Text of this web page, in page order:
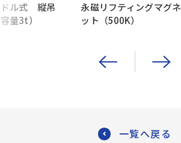
ドル式 縦吊
量3t）
永磁リフティングマグネ
ット（500K）
一覧へ戻る